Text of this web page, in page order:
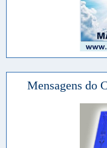
Mensagens do